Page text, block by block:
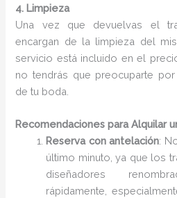
4. Limpieza
Una vez que devuelvas el
encargan de la limpieza del
servicio está incluido en el
no tendrás que preocuparte
de tu boda.
Recomendaciones para Alquilar
Reserva con antelación:
último minuto, ya que los
diseñadores
rápidamente,